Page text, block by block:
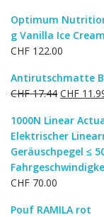
Optimum
g Vanilla Ice Cream
CHF 122.00
Antirutschmatte
CHF17.44
war:
CHF
CHF
1000N Linear
Elektrischer
Geräuschpegel ≤
CHF 70.00
Pouf RAMILA rot